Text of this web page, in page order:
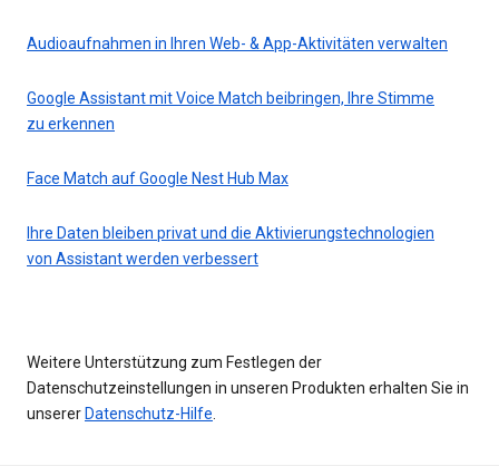
Audioaufnahmen in Ihren Web- & App-Aktivitäten verwalten
Google Assistant mit Voice Match beibringen, Ihre Stimme
zu erkennen
Face Match auf Google Nest Hub Max
Ihre Daten bleiben privat und die Aktivierungstechnologien
von Assistant werden verbessert
Weitere Unterstützung zum Festlegen der
Datenschutzeinstellungen in unseren Produkten erhalten Sie in
unserer Datenschutz-Hilfe.